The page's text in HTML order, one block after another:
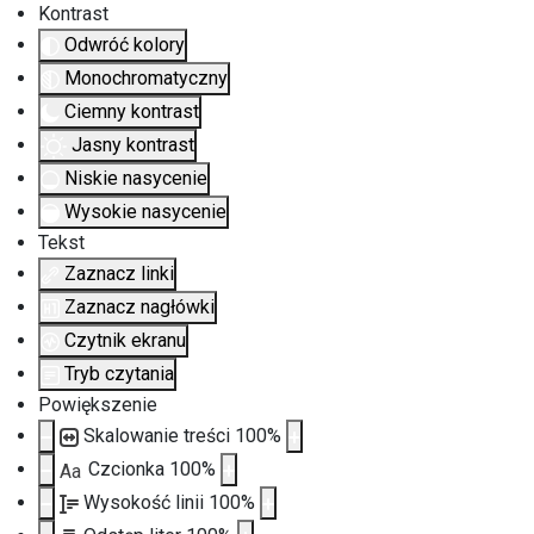
Kontrast
Odwróć kolory
Monochromatyczny
Ciemny kontrast
Jasny kontrast
Niskie nasycenie
Wysokie nasycenie
Tekst
Zaznacz linki
Zaznacz nagłówki
Czytnik ekranu
Tryb czytania
Powiększenie
Skalowanie treści 100%
Aa Czcionka 100%
Wysokość linii 100%